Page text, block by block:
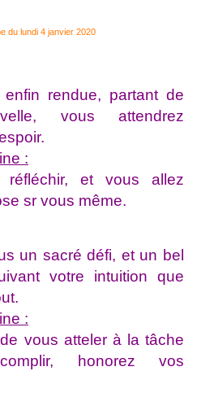
rendue, partant de
vous attendrez
:
et vous allez
sr vous même.
un sacré défi, et un bel
votre intuition que
:
vous atteler à la tâche
honorez vos